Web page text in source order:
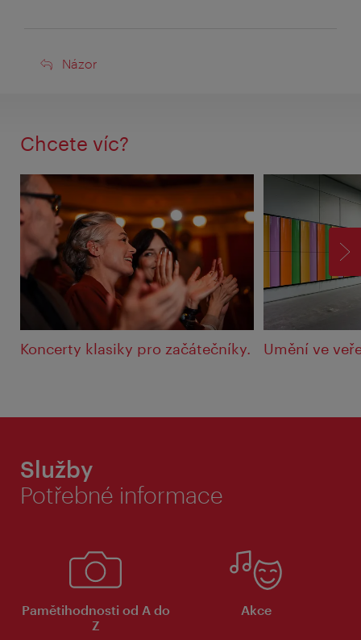
Názor
Názor
Chcete víc?
Koncerty klasiky pro začátečníky. Umění ve
Služby
Potřebné informace
Pamětihodnosti od A do
Z
Akce